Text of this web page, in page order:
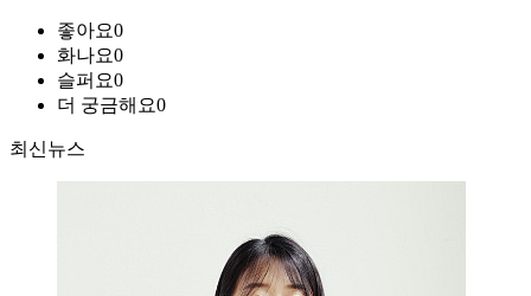
좋아요0
화나요0
슬퍼요0
더 궁금해요0
최신뉴스